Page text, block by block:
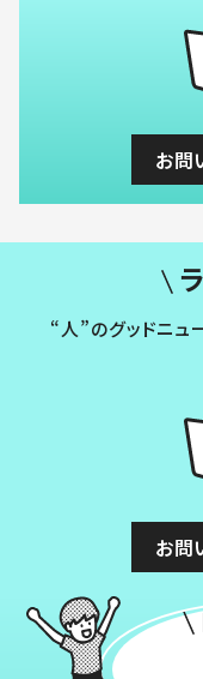
お問
“人”のグッドニュ
お問